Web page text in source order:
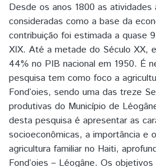
Desde os anos 1800 as atividades
consideradas como a base da
contribuição foi estimada a quase
XIX. Até a metade do Século XX,
44% no PIB nacional em 1950. É
pesquisa tem como foco a
Fond’oies, sendo uma das treze
produtivas do Município de
desta pesquisa é apresentar as
socioeconômicas, a importância e
agricultura familiar no Haiti,
Fond’oies – Léogâne. Os